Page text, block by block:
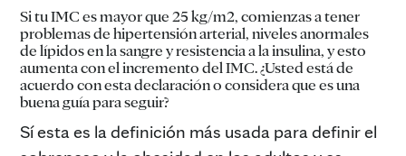
Si tu IMC es mayor que 25 kg/m2, comienzas a tener
problemas de hipertensión arterial, niveles anormales
de lípidos en la sangre y resistencia a la insulina, y esto
aumenta con el incremento del IMC. ¿Usted está de
acuerdo con esta declaración o considera que es una
buena guía para seguir?
Sí esta es la definición más usada para definir el